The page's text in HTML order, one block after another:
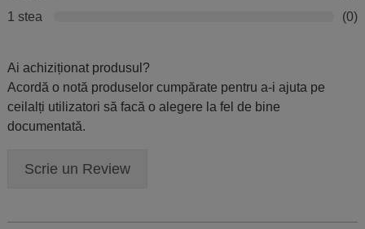
1 stea
(0)
Ai achiziționat produsul?
Acordă o notă produselor cumpărate pentru a-i ajuta pe
ceilalți utilizatori să facă o alegere la fel de bine
documentată.
Scrie un Review